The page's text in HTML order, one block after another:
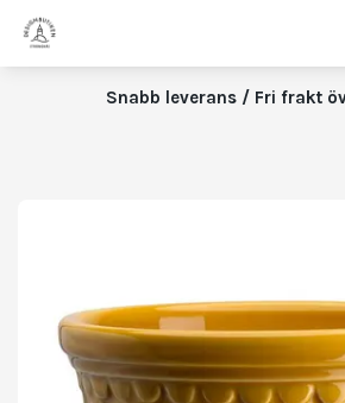
Snabb leverans / Fri frakt